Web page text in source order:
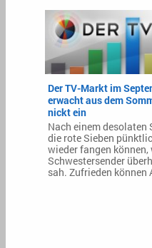
Der TV-Markt im
erwacht aus dem
nickt ein
Nach einem desolaten
die rote Sieben
wieder fangen können,
Schwestersender
sah. Zufrieden können